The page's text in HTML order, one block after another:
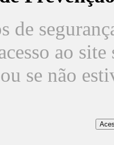
de
ao
ou se não